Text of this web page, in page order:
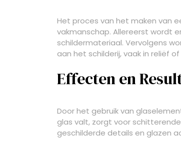
Het proces van het maken van
vakmanschap. Allereerst wordt
schildermateriaal. Vervolgens
aan het schilderij, vaak in reliëf
Effecten en
Door het gebruik van
glas valt, zorgt voor
geschilderde details en glazen